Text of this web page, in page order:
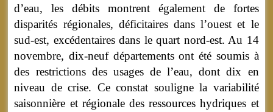
d’eau, les débits montrent également de fortes
disparités régionales, déficitaires dans l’ouest et le
sud-est, excédentaires dans le quart nord-est. Au 14
novembre, dix-neuf départements ont été soumis à
des restrictions des usages de l’eau, dont dix en
niveau de crise. Ce constat souligne la variabilité
saisonnière et régionale des ressources hydriques et